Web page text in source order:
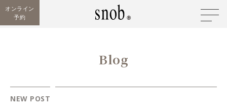
オンライン
予約
Blog
NEW POST